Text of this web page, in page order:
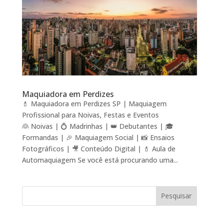
Maquiadora em Perdizes
💄 Maquiadora em Perdizes SP | Maquiagem
Profissional para Noivas, Festas e Eventos
👰 Noivas | 💍 Madrinhas | 👑 Debutantes | 🎓
Formandas | 🎉 Maquiagem Social | 📸 Ensaios
Fotográficos | 🎥 Conteúdo Digital | 💄 Aula de
Automaquiagem Se você está procurando uma...
Pesquisar